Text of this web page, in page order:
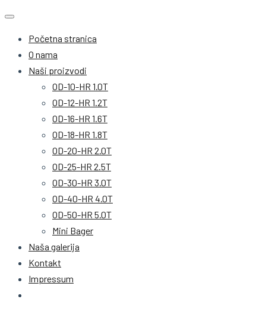
Početna stranica
O nama
Naši proizvodi
OD-10-HR 1.0T
OD-12-HR 1.2T
OD-16-HR 1.6T
OD-18-HR 1.8T
OD-20-HR 2.0T
OD-25-HR 2.5T
OD-30-HR 3.0T
OD-40-HR 4.0T
OD-50-HR 5.0T
Mini Bager
Naša galerija
Kontakt
Impressum